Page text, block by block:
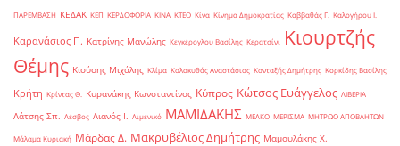
ΠΑΡΕΜΒΑΣΗ ΚΕΔΑΚ ΚΕΠ ΚΕΡΔΟΦΟΡΙΑ ΚΙΝΑ ΚΤΕΟ Κίνα Κίνημα Δημοκρατίας Καββαθάς Γ. Καλογήρου Ι.
Καρανάσιος Π. Κατρίνης Μανώλης Κεγκέρογλου Βασίλης Κερατσίνι
Κιουρτζής
Θέμης Κιούσης Μιχάλης Κλίμα Κολοκυθάς Αναστάσιος Κονταξής Δημήτρης Κορκίδης Βασίλης
Κρήτη Κρίντας Θ. Κυρανάκης Κωνσταντίνος Κύπρος Κώτσος Ευάγγελος ΛΙΒΕΡΙΑ
Λάτσης Σπ. Λέσβος Λιανός Ι. Λιμενικό ΜΑΜΙΔΑΚΗΣ ΜΕΛΚΟ ΜΕΡΙΣΜΑ ΜΗΤΡΩΟ ΑΠΟΒΛΗΤΩΝ
Μάλαμα Κυριακή Μάρδας Δ. Μακρυβέλιος Δημήτρης Μαμουλάκης Χ.